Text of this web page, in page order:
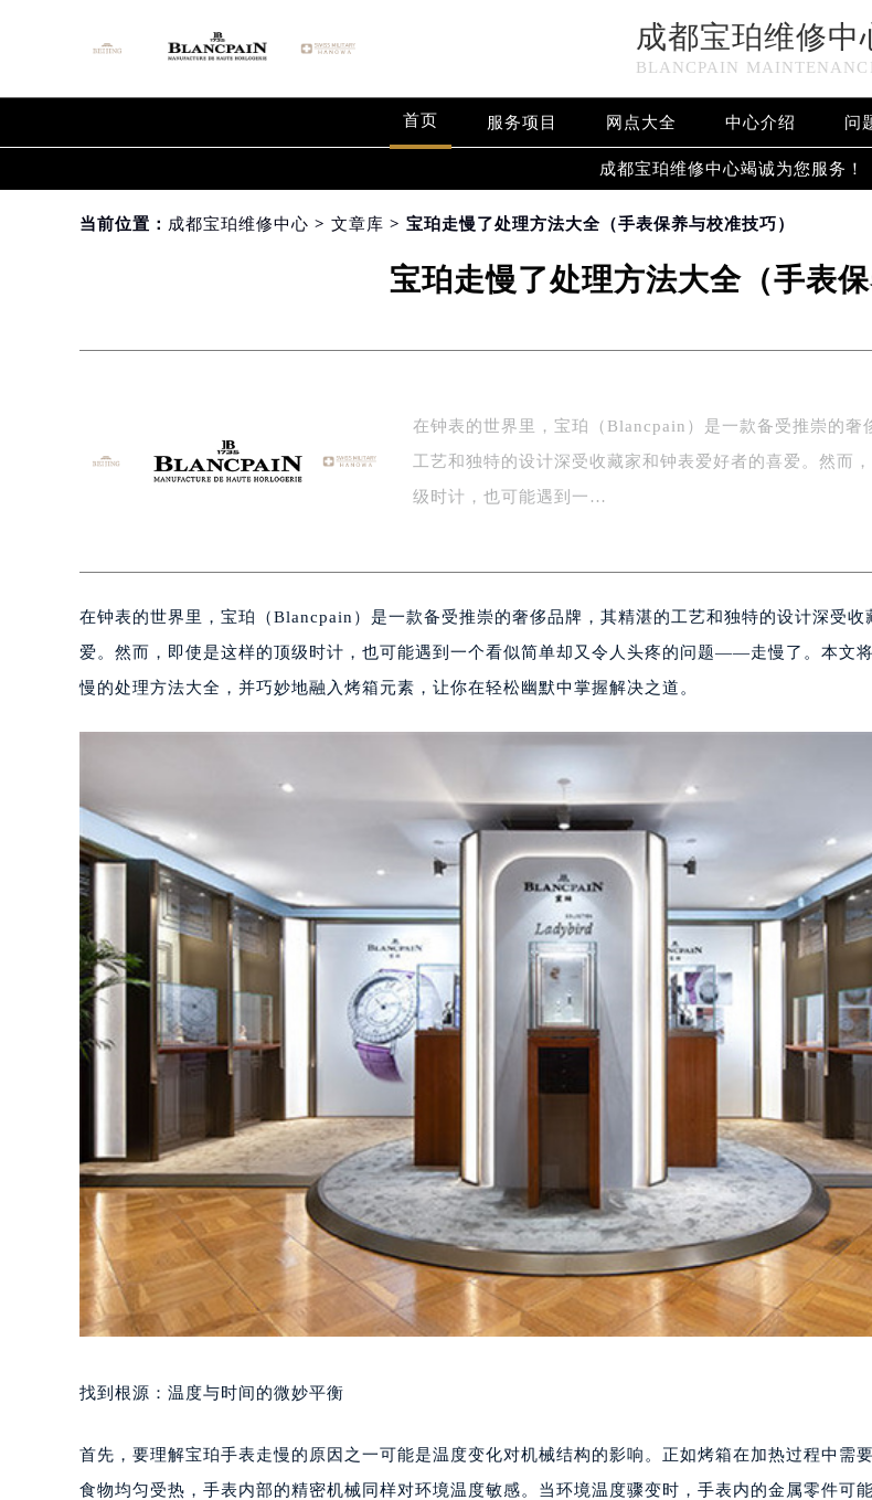
成都宝珀维修中
BLANCPAIN
首页 服务项目 网点大全 中心介绍 问
成都宝珀维修中心竭诚为您服务！
当前位置： 成都宝珀维修中心 > 文章库 > 宝珀走慢了处理方法大全（手表保养与校准技巧）
宝珀走慢了处理方法大全（手表保
在钟表的世界里，宝珀（Blancpain）是一款备受推崇的奢
工艺和独特的设计深受收藏家和钟表爱好者的喜爱。然而
级时计，也可能遇到一…
在钟表的世界里，宝珀（Blancpain）是一款备受推崇的奢侈品牌，其精湛的工艺和独特的设计深受收
爱。然而，即使是这样的顶级时计，也可能遇到一个看似简单却又令人头疼的问题——走慢了。本文
慢的处理方法大全，并巧妙地融入烤箱元素，让你在轻松幽默中掌握解决之道。
找到根源：温度与时间的微妙平衡
首先，要理解宝珀手表走慢的原因之一可能是温度变化对机械结构的影响。正如烤箱在加热过程中需
食物均匀受热，手表内部的精密机械同样对环境温度敏感。当环境温度骤变时，手表内的金属零件可